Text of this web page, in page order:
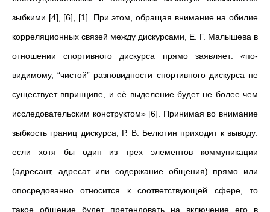
зыбкими [4], [6], [1]. При этом, обращая внимание на обилие
корреляционных связей между дискурсами, Е. Г. Малышева в
отношении спортивного дискурса прямо заявляет: «по-
видимому, “чистой” разновидности спортивного дискурса не
существует впринципе, и её выделение будет не более чем
исследовательским конструктом» [6]. Принимая во внимание
зыбкость границ дискурса, Р. В. Белютин приходит к выводу:
если хотя бы один из трех элементов коммуникации
(адресант, адресат или содержание общения) прямо или
опосредованно относится к соответствующей сфере, то
такое общение будет претендовать на включение его в